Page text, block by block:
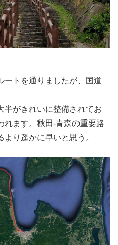
ートを通りましたが、国道
半がきれいに整備されてお
れます。秋田-青森の重要路
り遥かに早いと思う。